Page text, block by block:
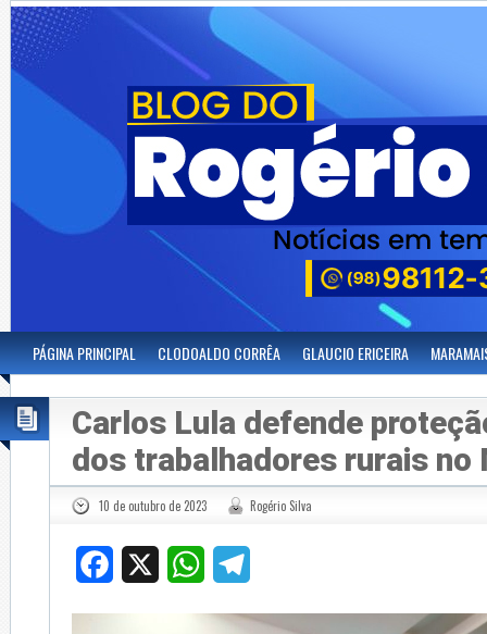
PÁGINA PRINCIPAL CLODOALDO CORRÊA GLAUCIO ERICEIRA
Carlos Lula defende
dos trabalhadores rurais no
10 de outubro de 2023 Rogério Silva
Facebook WhatsApp